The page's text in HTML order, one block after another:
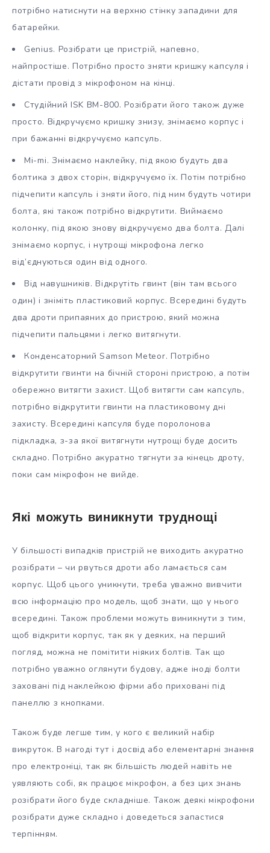
потрібно натиснути на верхню стінку западини для
батарейки.
Genius. Розібрати це пристрій, напевно,
найпростіше. Потрібно просто зняти кришку капсуля і
дістати провід з мікрофоном на кінці.
Студійний ISK BM-800. Розібрати його також дуже
просто. Відкручуємо кришку знизу, знімаємо корпус і
при бажанні відкручуємо капсуль.
Mi-mi. Знімаємо наклейку, під якою будуть два
болтика з двох сторін, відкручуємо їх. Потім потрібно
підчепити капсуль і зняти його, під ним будуть чотири
болта, які також потрібно відкрутити. Виймаємо
колонку, під якою знову відкручуємо два болта. Далі
знімаємо корпус, і нутрощі мікрофона легко
від’єднуються один від одного.
Від навушників. Відкрутіть гвинт (він там всього
один) і зніміть пластиковий корпус. Всередині будуть
два дроти припаяних до пристрою, який можна
підчепити пальцями і легко витягнути.
Конденсаторний Samson Meteor. Потрібно
відкрутити гвинти на бічній стороні пристрою, а потім
обережно витягти захист. Щоб витягти сам капсуль,
потрібно відкрутити гвинти на пластиковому дні
захисту. Всередині капсуля буде поролонова
підкладка, з-за якої витягнути нутрощі буде досить
складно. Потрібно акуратно тягнути за кінець дроту,
поки сам мікрофон не вийде.
Які можуть виникнути труднощі
У більшості випадків пристрій не виходить акуратно
розібрати – чи рвуться дроти або ламається сам
корпус. Щоб цього уникнути, треба уважно вивчити
всю інформацію про модель, щоб знати, що у нього
всередині. Також проблеми можуть виникнути з тим,
щоб відкрити корпус, так як у деяких, на перший
погляд, можна не помітити ніяких болтів. Так що
потрібно уважно оглянути будову, адже іноді болти
заховані під наклейкою фірми або приховані під
панеллю з кнопками.
Також буде легше тим, у кого є великий набір
викруток. В нагоді тут і досвід або елементарні знання
про електроніці, так як більшість людей навіть не
уявляють собі, як працює мікрофон, а без цих знань
розібрати його буде складніше. Також деякі мікрофони
розібрати дуже складно і доведеться запастися
терпінням.